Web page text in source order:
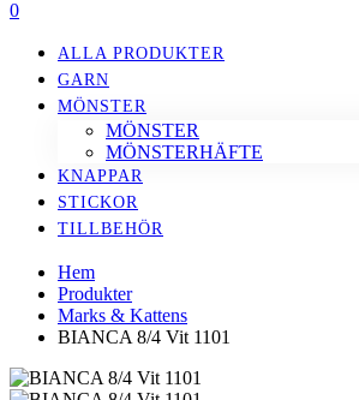
0
ALLA PRODUKTER
GARN
MÖNSTER
MÖNSTER
MÖNSTERHÄFTE
KNAPPAR
STICKOR
TILLBEHÖR
Hem
Produkter
Marks & Kattens
BIANCA 8/4 Vit 1101